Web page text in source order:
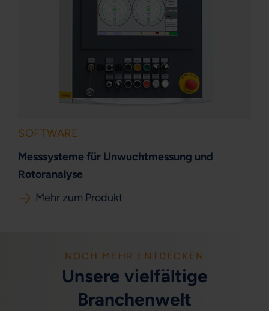
SOFTWARE
Messsysteme für Unwuchtmessung und
Rotoranalyse
Mehr zum Produkt
NOCH MEHR ENTDECKEN
Unsere vielfältige
Branchenwelt